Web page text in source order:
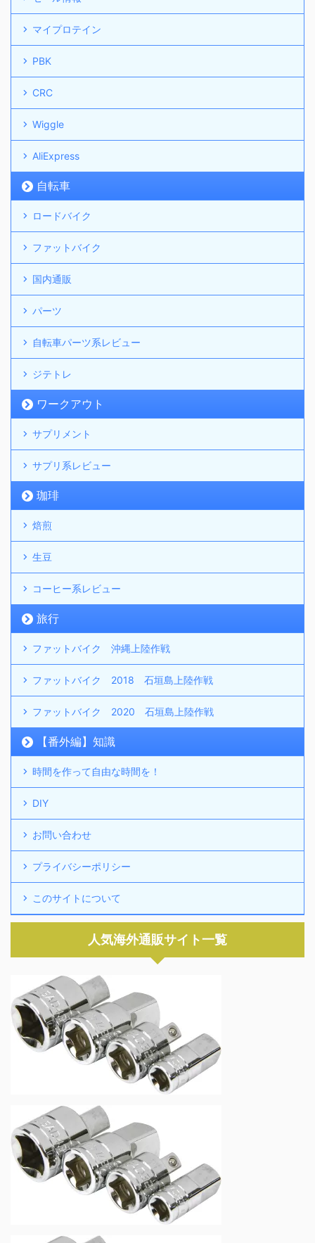
マイプロテイン
PBK
CRC
Wiggle
AliExpress
自転車
ロードバイク
ファットバイク
国内通販
パーツ
自転車パーツ系レビュー
ジテトレ
ワークアウト
サプリメント
サプリ系レビュー
珈琲
焙煎
生豆
コーヒー系レビュー
旅行
ファットバイク 沖縄上陸作戦
ファットバイク 2018 石垣島上陸作戦
ファットバイク 2020 石垣島上陸作戦
【番外編】知識
時間を作って自由な時間を！
DIY
お問い合わせ
プライバシーポリシー
このサイトについて
人気海外通販サイト一覧